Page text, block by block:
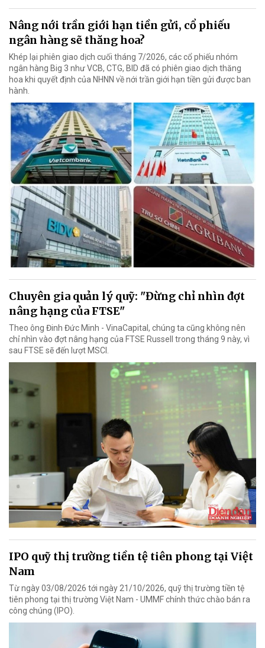
Nâng nới trần giới hạn tiền gửi, cổ phiếu
ngân hàng sẽ thăng hoa?
Khép lại phiên giao dịch cuối tháng 7/2026, các cổ phiếu nhóm
ngân hàng Big 3 như VCB, CTG, BID đã có phiên giao dịch thăng
hoa khi quyết định của NHNN về nới trần giới hạn tiền gửi được ban
hành.
Chuyên gia quản lý quỹ: "Đừng chỉ nhìn đợt
nâng hạng của FTSE"
Theo ông Đinh Đức Minh - VinaCapital, chúng ta cũng không nên
chỉ nhìn vào đợt nâng hạng của FTSE Russell trong tháng 9 này, vì
sau FTSE sẽ đến lượt MSCI.
IPO quỹ thị trường tiền tệ tiên phong tại Việt
Nam
Từ ngày 03/08/2026 tới ngày 21/10/2026, quỹ thị trường tiền tệ
tiên phong tại thị trường Việt Nam - UMMF chính thức chào bán ra
công chúng (IPO).